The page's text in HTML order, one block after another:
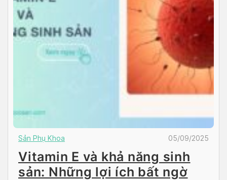
Sản Phụ Khoa 05/09/2025
Vitamin E và khả năng sinh
sản: Những lợi ích bất ngờ